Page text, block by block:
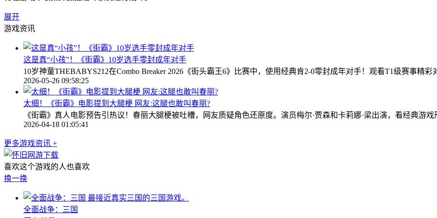
展开
游戏资讯
这是真“小孩”！《街霸》10岁选手零封成年对手
10岁神童THEBABYS212在Combo Breaker 2026《街头霸王6》比赛中，使用经典肯2-0零封成年对手！观看T1级赛事精彩
2026-05-26 09:58:25
太细！《街霸》电影提到大腿梗 网友:这腿也敢叫春丽?
《街霸》真人电影预告引热议！春丽大腿梗被吐槽，网友质疑角色还原度。演员梅尔·贾森和卡莉娜·梁出演，看经典游戏
2026-04-18 01:05:41
更多游戏资讯 +
喜欢这个游戏的人也喜欢
换一换
最接近真实三国的三国游戏。
全面战争：三国